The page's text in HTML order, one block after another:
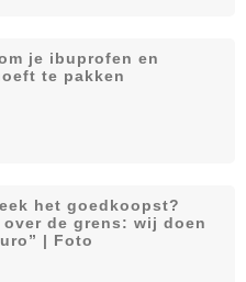
je ibuprofen en
te pakken
het goedkoopst?
de grens: wij doen
| Foto